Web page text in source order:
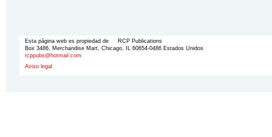
Esta página web es propiedad de RCP Publications
Box 3486, Merchandise Mart, Chicago, IL 60654-0486 Estados Unidos
rcppubs@hotmail.com
Aviso legal